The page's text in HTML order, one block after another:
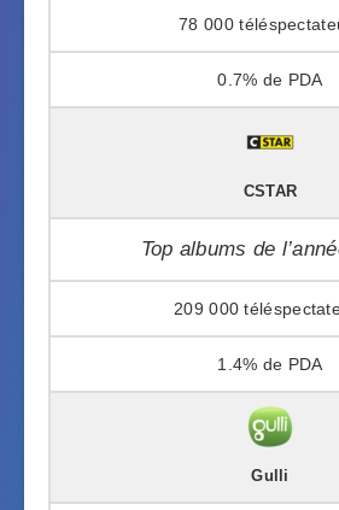
78 000
0.7%
CSTAR
Top albums de
209 000
1.4%
Gulli